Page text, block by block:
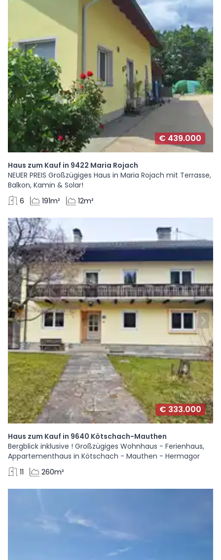
€ 439.000
Haus zum Kauf in 9422 Maria Rojach
NEUER PREIS Großzügiges Haus in Maria Rojach mit Terrasse,
Balkon, Kamin & Solar!
6
191m² 12m²
€ 333.000
Haus zum Kauf in 9640 Kötschach-Mauthen
Bergblick inklusive ! Großzügiges Wohnhaus - Ferienhaus,
Appartementhaus in Kötschach - Mauthen - Hermagor
11
260m²